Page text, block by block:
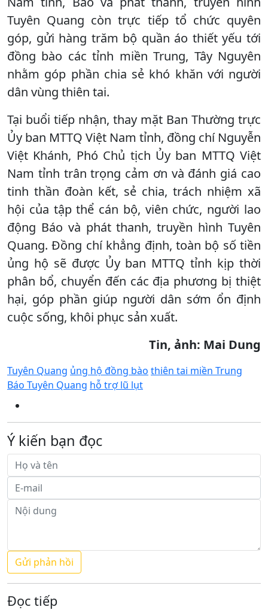
Tuyên Quang còn trực tiếp tổ chức quyên
góp, gửi hàng trăm bộ quần áo thiết yếu tới
đồng bào các tỉnh miền Trung, Tây Nguyên
nhằm góp phần chia sẻ khó khăn với người
dân vùng thiên tai.
Tại buổi tiếp nhận, thay mặt Ban Thường trực
Ủy ban MTTQ Việt Nam tỉnh, đồng chí Nguyễn
Việt Khánh, Phó Chủ tịch Ủy ban MTTQ Việt
Nam tỉnh trân trọng cảm ơn và đánh giá cao
tinh thần đoàn kết, sẻ chia, trách nhiệm xã
hội của tập thể cán bộ, viên chức, người lao
động Báo và phát thanh, truyền hình Tuyên
Quang. Đồng chí khẳng định, toàn bộ số tiền
ủng hộ sẽ được Ủy ban MTTQ tỉnh kịp thời
phân bổ, chuyển đến các địa phương bị thiệt
hại, góp phần giúp người dân sớm ổn định
cuộc sống, khôi phục sản xuất.
Tin, ảnh: Mai Dung
Tuyên Quang ủng hộ đồng bào thiên tai miền Trung
Báo Tuyên Quang hỗ trợ lũ lụt
Ý kiến bạn đọc
Đọc tiếp